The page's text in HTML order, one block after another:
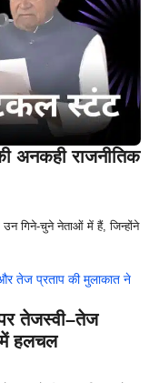
अनकही राजनीतिक
उन गिने-चुने नेताओं में हैं, जिन्होंने
पर तेजस्वी–तेज
में हलचल